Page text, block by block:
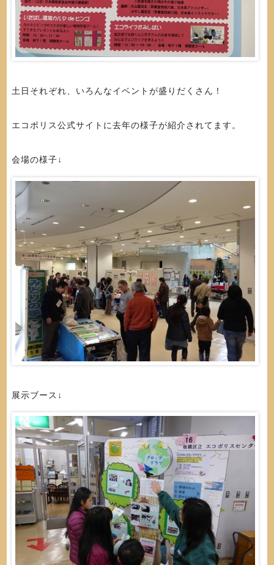
土日それぞれ、いろんなイベントが盛りだくさん！
エコポリス公式サイトに去年の様子が紹介されてます。
会場の様子↓
展示ブース↓